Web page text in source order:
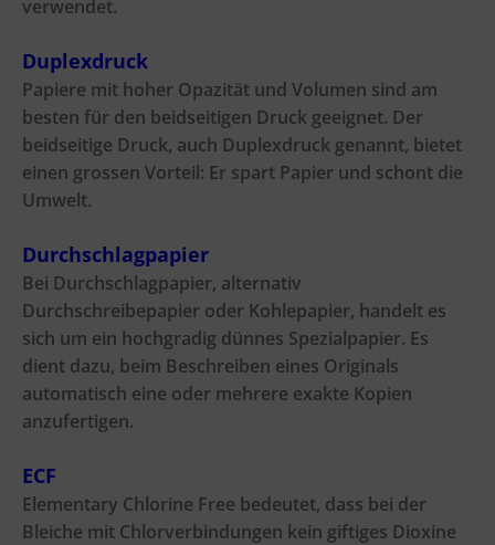
verwendet.
Duplexdruck
Papiere mit hoher Opazität und Volumen sind am
besten für den beidseitigen Druck geeignet. Der
beidseitige Druck, auch Duplexdruck genannt, bietet
einen grossen Vorteil: Er spart Papier und schont die
Umwelt.
Durchschlagpapier
Bei Durchschlagpapier, alternativ
Durchschreibepapier oder Kohlepapier, handelt es
sich um ein hochgradig dünnes Spezialpapier. Es
dient dazu, beim Beschreiben eines Originals
automatisch eine oder mehrere exakte Kopien
anzufertigen.
ECF
Elementary Chlorine Free bedeutet, dass bei der
Bleiche mit Chlorverbindungen kein giftiges Dioxine